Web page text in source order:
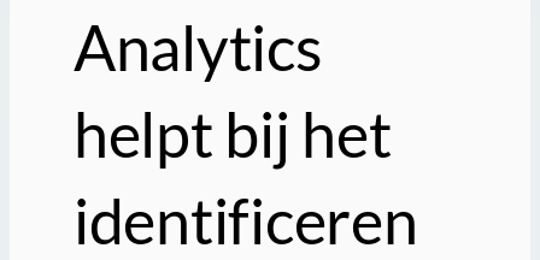
Analytics
helpt bij het
identificeren